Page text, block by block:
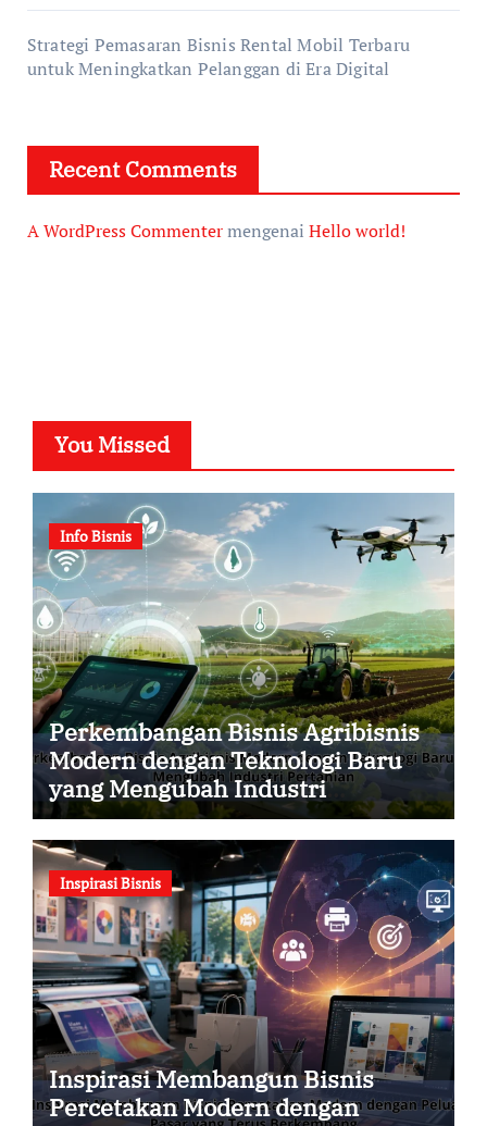
Strategi Pemasaran Bisnis Rental Mobil Terbaru
untuk Meningkatkan Pelanggan di Era Digital
Recent Comments
A WordPress Commentermengenai Hello world!
You Missed
Info Bisnis
Perkembangan Bisnis Agribisnis
Modern dengan Teknologi Baru
yang Mengubah Industri
Pertanian
Inspirasi Bisnis
Inspirasi Membangun Bisnis
Percetakan Modern dengan